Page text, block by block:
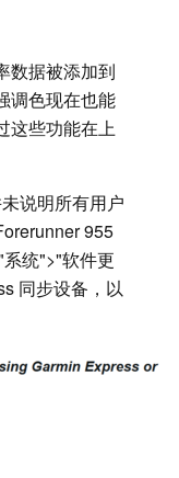
数据被添加到
调色现在也能
这些功能在上
说明所有用户
955
统">"软件更
同步设备，以